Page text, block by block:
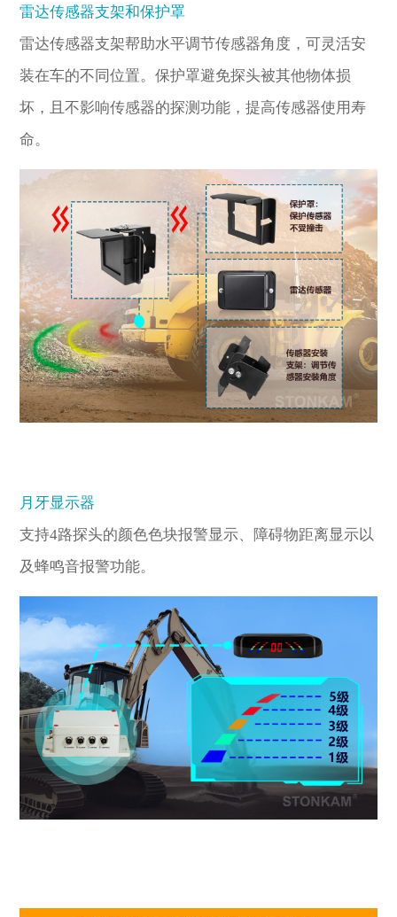
雷达传感器支架和保护罩
雷达传感器支架帮助水平调节传感器角度，可灵活安
装在车的不同位置。保护罩避免探头被其他物体损
坏，且不影响传感器的探测功能，提高传感器使用寿
命。
月牙显示器
支持4路探头的颜色色块报警显示、障碍物距离显示以
及蜂鸣音报警功能。